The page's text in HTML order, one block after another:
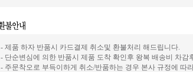
- 제품 하자 반품시 카드결제 취소및 환불처리 해드립니다.
- 단순변심에 의한 반품시 제품 도착 확인후 왕복 배송비 차감
- 주문착오로 부득이하게 취소/반품하는 경우 본사 규정에 따